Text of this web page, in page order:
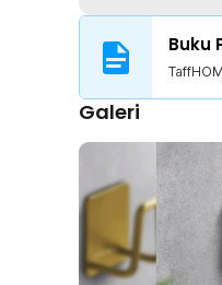
panci, handuk,
akan
Barang Tidak
untuk
hembusan angin
Material Kuat
Dibuat dari
Materialnya tidak
Buku
Galeri